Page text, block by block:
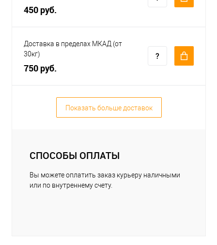
450 руб.
Доставка в пределах МКАД (от
30кг)
750 руб.
Показать больше доставок
СПОСОБЫ ОПЛАТЫ
Вы можете оплатить заказ курьеру наличными
или по внутреннему счету.